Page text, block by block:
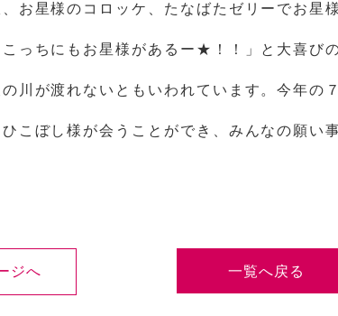
お星様のコロッケ、たなばたゼリーでお星
こっちにもお星様があるー★！！」と大喜び
川が渡れないともいわれています。今年の
こぼし様が会うことができ、みんなの願い
ジへ 一覧へ戻る